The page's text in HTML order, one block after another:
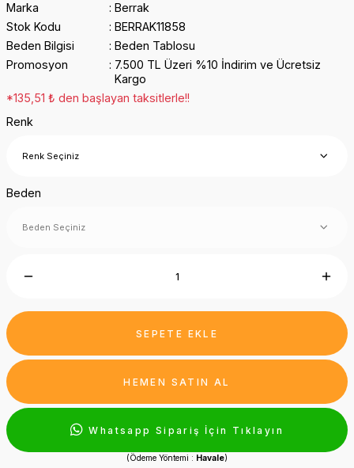
Marka
Berrak
Stok Kodu
BERRAK11858
Beden Bilgisi
Beden Tablosu
Promosyon
7.500 TL Üzeri %10 İndirim ve Ücretsiz
Kargo
*135,51 ₺ den başlayan taksitlerle!!
Renk
Beden
SEPETE EKLE
HEMEN SATIN AL
Whatsapp Sipariş İçin Tıklayın
(Ödeme Yöntemi : Havale)